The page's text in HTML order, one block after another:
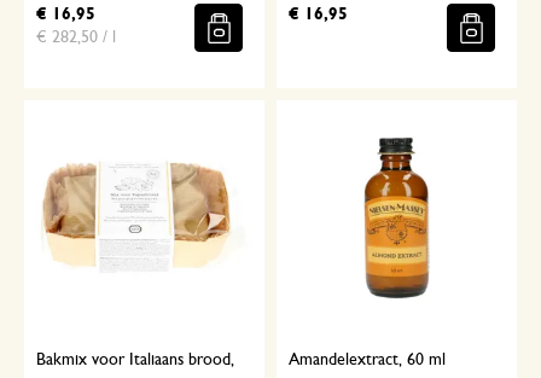
€ 16,95
€ 282,50 / l
€ 16,95
Bakmix voor Italiaans brood, Amandelextract, 60 ml